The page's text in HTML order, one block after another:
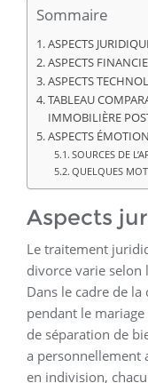
Sommaire
ASPECTS
ASPECTS
ASPECTS
TABLEAU
IMMOBILIÈRE
ASPECTS
SOURCES DE
QUELQUES
Aspects
Le traitement
divorce varie
Dans le cadre de
pendant le
de séparation de
a personnellement
en indivision,